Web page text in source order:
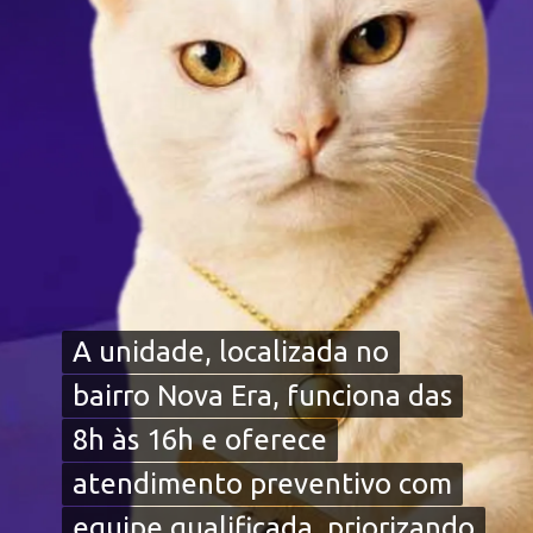
A unidade, localizada no
bairro Nova Era, funciona das
8h às 16h e oferece
atendimento preventivo com
A unidade, localizada no
bairro Nova Era, funciona das
8h às 16h e oferece
atendimento preventivo com